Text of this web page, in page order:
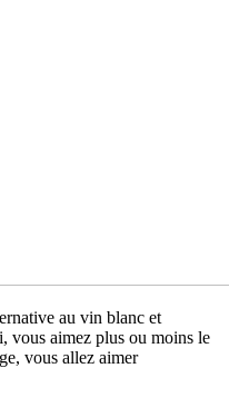
au vin blanc et
vous aimez plus ou moins le
vous allez aimer